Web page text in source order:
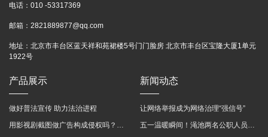
电话： 010 -53317369
邮箱： 2821889877@qq.com
地址： 北京市丰台区蓝天祥和苑裙楼5号门门脸房 北京市丰台区宝隆大厦1单元
1922号
产品展示
做好普法宣传 助力法治进程
用影视剧截图做广告构成侵权吗？法院这样判
新闻动态
让网络举报成为网络治理“强信号”
五一温暖瞬间！渑池两名公职人员，路遇车祸挺身而出